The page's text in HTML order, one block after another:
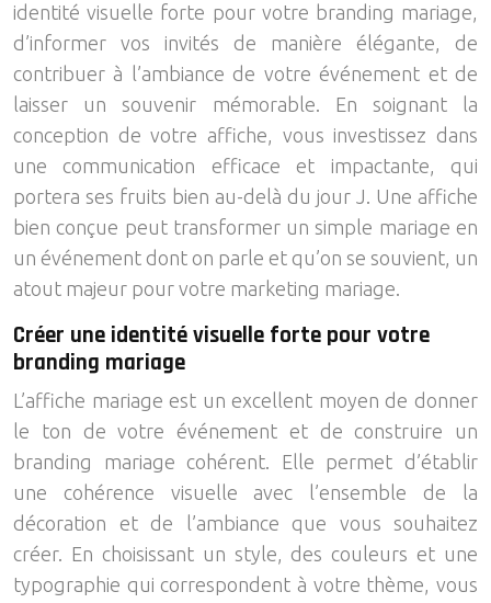
identité visuelle forte pour votre branding mariage,
d’informer vos invités de manière élégante, de
contribuer à l’ambiance de votre événement et de
laisser un souvenir mémorable. En soignant la
conception de votre affiche, vous investissez dans
une communication efficace et impactante, qui
portera ses fruits bien au-delà du jour J. Une affiche
bien conçue peut transformer un simple mariage en
un événement dont on parle et qu’on se souvient, un
atout majeur pour votre marketing mariage.
Créer une identité visuelle forte pour votre
branding mariage
L’affiche mariage est un excellent moyen de donner
le ton de votre événement et de construire un
branding mariage cohérent. Elle permet d’établir
une cohérence visuelle avec l’ensemble de la
décoration et de l’ambiance que vous souhaitez
créer. En choisissant un style, des couleurs et une
typographie qui correspondent à votre thème, vous